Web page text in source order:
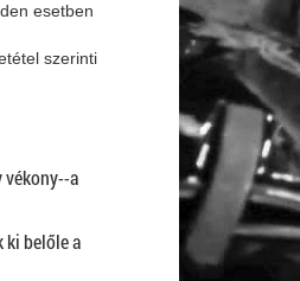
esetben
szerinti
vékony--a
ki belőle a